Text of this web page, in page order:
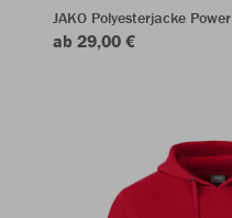
JAKO Polyesterjacke Power
ab 29,00 €